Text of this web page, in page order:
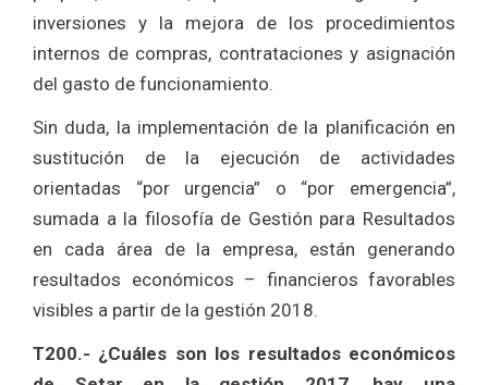
inversiones y la mejora de los procedimientos
internos de compras, contrataciones y asignación
del gasto de funcionamiento.
Sin duda, la implementación de la planificación en
sustitución de la ejecución de actividades
orientadas “por urgencia” o “por emergencia”,
sumada a la filosofía de Gestión para Resultados
en cada área de la empresa, están generando
resultados económicos – financieros favorables
visibles a partir de la gestión 2018.
T200.- ¿Cuáles son los resultados económicos